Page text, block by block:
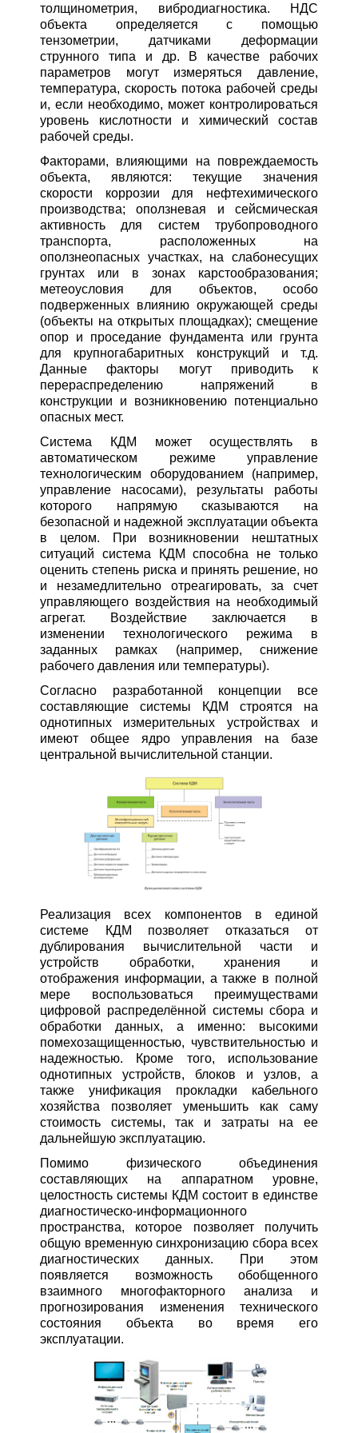
толщинометрия, вибродиагностика. НДС
объекта определяется с помощью
тензометрии, датчиками деформации
струнного типа и др. В качестве рабочих
параметров могут измеряться давление,
температура, скорость потока рабочей среды
и, если необходимо, может контролироваться
уровень кислотности и химический состав
рабочей среды.
Факторами, влияющими на повреждаемость
объекта, являются: текущие значения
скорости коррозии для нефтехимического
производства; оползневая и сейсмическая
активность для систем трубопроводного
транспорта, расположенных на
оползнеопасных участках, на слабонесущих
грунтах или в зонах карстообразования;
метеоусловия для объектов, особо
подверженных влиянию окружающей среды
(объекты на открытых площадках); смещение
опор и проседание фундамента или грунта
для крупногабаритных конструкций и т.д.
Данные факторы могут приводить к
перераспределению напряжений в
конструкции и возникновению потенциально
опасных мест.
Система КДМ может осуществлять в
автоматическом режиме управление
технологическим оборудованием (например,
управление насосами), результаты работы
которого напрямую сказываются на
безопасной и надежной эксплуатации объекта
в целом. При возникновении нештатных
ситуаций система КДМ способна не только
оценить степень риска и принять решение, но
и незамедлительно отреагировать, за счет
управляющего воздействия на необходимый
агрегат. Воздействие заключается в
изменении технологического режима в
заданных рамках (например, снижение
рабочего давления или температуры).
Согласно разработанной концепции все
составляющие системы КДМ строятся на
однотипных измерительных устройствах и
имеют общее ядро управления на базе
центральной вычислительной станции.
Реализация всех компонентов в единой
системе КДМ позволяет отказаться от
дублирования вычислительной части и
устройств обработки, хранения и
отображения информации, а также в полной
мере воспользоваться преимуществами
цифровой распределённой системы сбора и
обработки данных, а именно: высокими
помехозащищенностью, чувствительностью и
надежностью. Кроме того, использование
однотипных устройств, блоков и узлов, а
также унификация прокладки кабельного
хозяйства позволяет уменьшить как саму
стоимость системы, так и затраты на ее
дальнейшую эксплуатацию.
Помимо физического объединения
составляющих на аппаратном уровне,
целостность системы КДМ состоит в единстве
диагностическо-информационного
пространства, которое позволяет получить
общую временную синхронизацию сбора всех
диагностических данных. При этом
появляется возможность обобщенного
взаимного многофакторного анализа и
прогнозирования изменения технического
состояния объекта во время его
эксплуатации.